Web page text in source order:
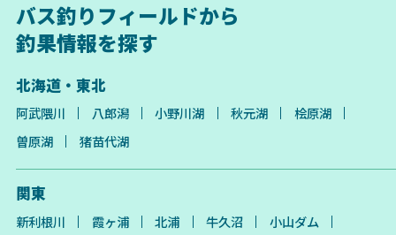
バス釣りフィールドから
釣果情報を探す
北海道・東北
阿武隈川 八郎潟 小野川湖 秋元湖
桧原湖
曽原湖
猪苗代湖
関東
新利根川 霞ヶ浦 北浦 牛久沼
小山ダム